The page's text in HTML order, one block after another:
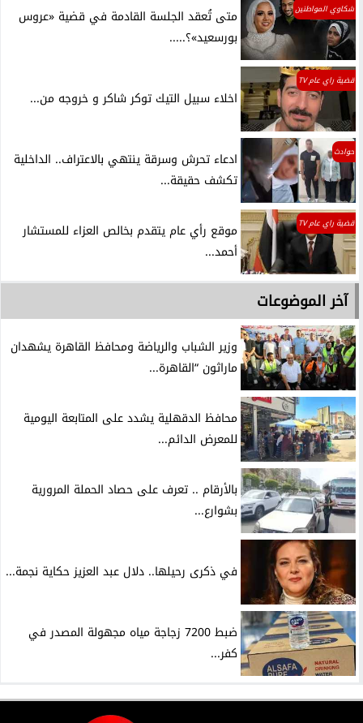
شكاوي المواطنين
متى تُعقد الجلسة القادمة في قضية «عروس
بورسعيد»؟.....
قضية راي عام TV
اخلاء سبيل التيك توكر شاكر و خروجه من...
حوادث
ادعاء تحرش وسرقة ينتهي بالاعتراف.. الداخلية
تكشف حقيقة...
قضية راي عام TV
موقع رأي عام يتقدم بخالص العزاء للمستشار
أحمد...
آخر الموضوعات
وزير الشباب والرياضة ومحافظ القاهرة يشهدان
ماراثون “القاهرة...
محافظ الدقهلية يشدد على المتابعة اليومية
للمعرض الدائم...
بالأرقام .. تعرف على حصاد الحملة المرورية
بشوارع...
في ذكرى رحيلها.. دلال عبد العزيز حكاية نجمة...
ضبط 7200 زجاجة مياه مجهولة المصدر في
كفر...